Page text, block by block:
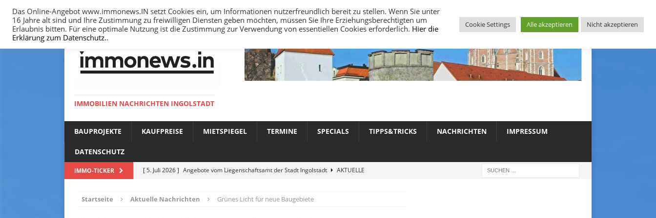
HOME IMPRESSUM DATENSCHUTZ
IMMOBILIEN NACHRICHTEN INGOLSTADT
BAUPROJEKTE KAUFPREISE MIETSPIEGEL TERMINE SPECIALS TIPPS&TRICKS NACHRICHTEN IMPRESSUM
DATENSCHUTZ
IMMO-TICKER [ 5. Juli 2026 ] Angebote vom Liegenschaftsamt der Stadt Ingolstadt
AKTUELLE
Startseite Aktuelle Nachrichten Grünes Licht für neue Baugebiete
Das Online-Angebot www.immonews.IN setzt Cookies ein, um Informationen nutzerfreundlich bereit zu stellen. Wenn Sie unter
16 Jahre alt sind und Ihre Zustimmung zu freiwilligen Diensten geben möchten, müssen Sie Ihre Erziehungsberechtigten um
Erlaubnis bitten. Für eine optimale Nutzung ist die Zustimmung zur Verwendung von essentiellen Cookies erforderlich. Hier die
Erklärung zum Datenschutz..
Cookie Settings Alle akzeptieren Nicht akzeptieren